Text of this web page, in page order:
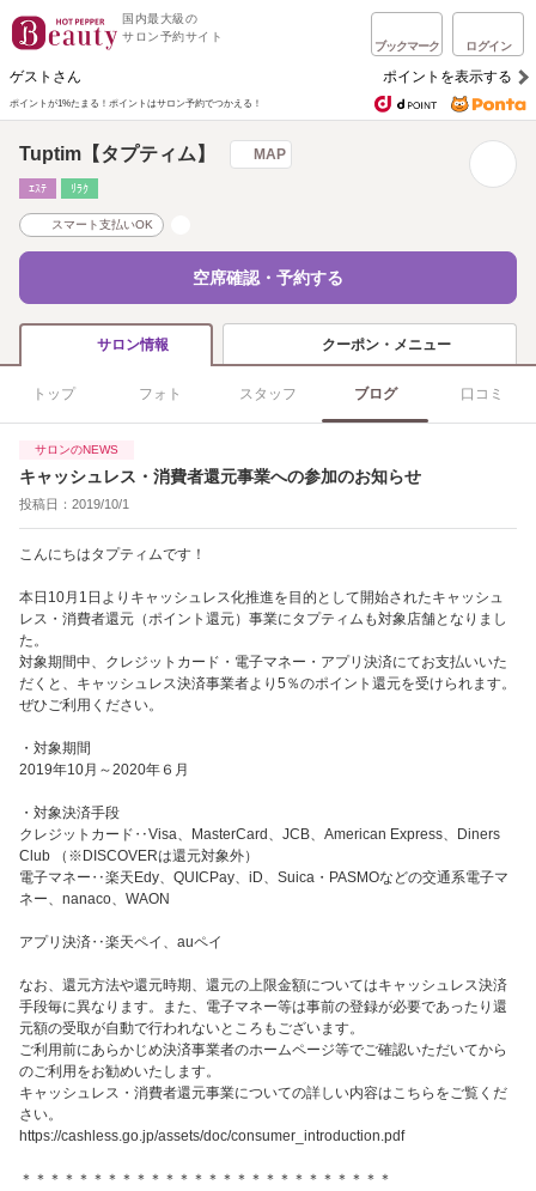
国内最大級の
サロン予約サイト
ブックマーク ログイン
ゲストさん ポイントを表示する
ポイントが1%たまる！ ポイントはサロン予約でつかえる！
Tuptim【タプティム】 MAP
ｴｽﾃ ﾘﾗｸ
スマート支払いOK
空席確認・予約する
サロン情報 クーポン・メニュー
トップ フォト スタッフ ブログ 口コミ
サロンのNEWS
キャッシュレス・消費者還元事業への参加のお知らせ
投稿日：2019/10/1
こんにちはタプティムです！
本日10月1日よりキャッシュレス化推進を目的として開始されたキャッシュ
レス・消費者還元（ポイント還元）事業にタプティムも対象店舗となりまし
た。
対象期間中、クレジットカード・電子マネー・アプリ決済にてお支払いいた
だくと、キャッシュレス決済事業者より5％のポイント還元を受けられます。
ぜひご利用ください。
・対象期間
2019年10月～2020年６月
・対象決済手段
クレジットカード‥Visa、MasterCard、JCB、American Express、Diners
Club （※DISCOVERは還元対象外）
電子マネー‥楽天Edy、QUICPay、iD、Suica・PASMOなどの交通系電子マ
ネー、nanaco、WAON
アプリ決済‥楽天ペイ、auペイ
なお、還元方法や還元時期、還元の上限金額についてはキャッシュレス決済
手段毎に異なります。また、電子マネー等は事前の登録が必要であったり還
元額の受取が自動で行われないところもございます。
ご利用前にあらかじめ決済事業者のホームページ等でご確認いただいてから
のご利用をお勧めいたします。
キャッシュレス・消費者還元事業についての詳しい内容はこちらをご覧くだ
さい。
https://cashless.go.jp/assets/doc/consumer_introduction.pdf
＊＊＊＊＊＊＊＊＊＊＊＊＊＊＊＊＊＊＊＊＊＊＊＊＊＊